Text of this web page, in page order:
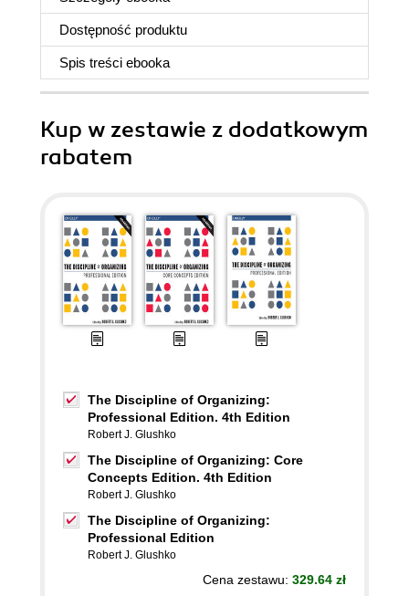
Dostępność produktu
Spis treści ebooka
Kup w zestawie z dodatkowym
rabatem
The Discipline of Organizing:
Professional Edition. 4th Edition
Robert J. Glushko
The Discipline of Organizing: Core
Concepts Edition. 4th Edition
Robert J. Glushko
The Discipline of Organizing:
Professional Edition
Robert J. Glushko
Cena zestawu: 329.64 zł